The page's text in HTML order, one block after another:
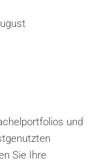
und
Sie Ihre